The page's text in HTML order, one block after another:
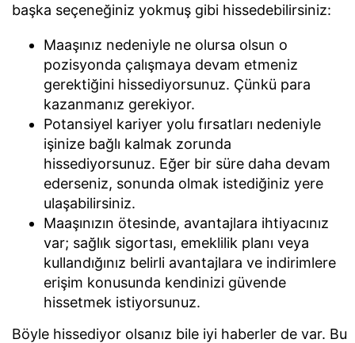
başka seçeneğiniz yokmuş gibi hissedebilirsiniz:
Maaşınız nedeniyle ne olursa olsun o
pozisyonda çalışmaya devam etmeniz
gerektiğini hissediyorsunuz. Çünkü para
kazanmanız gerekiyor.
Potansiyel kariyer yolu fırsatları nedeniyle
işinize bağlı kalmak zorunda
hissediyorsunuz. Eğer bir süre daha devam
ederseniz, sonunda olmak istediğiniz yere
ulaşabilirsiniz.
Maaşınızın ötesinde, avantajlara ihtiyacınız
var; sağlık sigortası, emeklilik planı veya
kullandığınız belirli avantajlara ve indirimlere
erişim konusunda kendinizi güvende
hissetmek istiyorsunuz.
Böyle hissediyor olsanız bile iyi haberler de var. Bu